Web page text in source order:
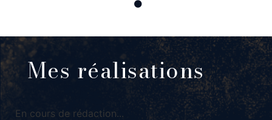
Mes réalisations
En cours de rédaction...